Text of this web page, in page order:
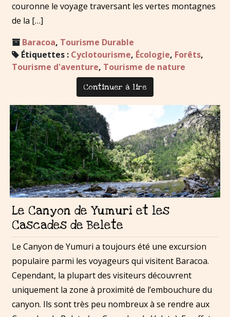
couronne le voyage traversant les vertes montagnes
de la […]
Baracoa, Tourisme Durable
Étiquettes : Cyclotourisme, Écologie, Forêts,
Tourisme d'aventure, Tourisme de nature
Continuer à lire
Le Canyon de Yumuri et les
Cascades de Belete
Le Canyon de Yumuri a toujours été une excursion
populaire parmi les voyageurs qui visitent Baracoa.
Cependant, la plupart des visiteurs découvrent
uniquement la zone à proximité de l’embouchure du
canyon. Ils sont très peu nombreux à se rendre aux